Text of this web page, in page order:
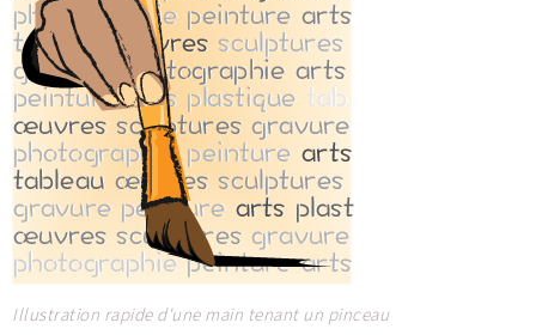
Illustration rapide d'une main tenant un pinceau